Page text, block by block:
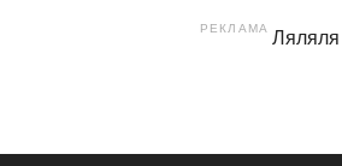
РЕКЛАМА Ляляля